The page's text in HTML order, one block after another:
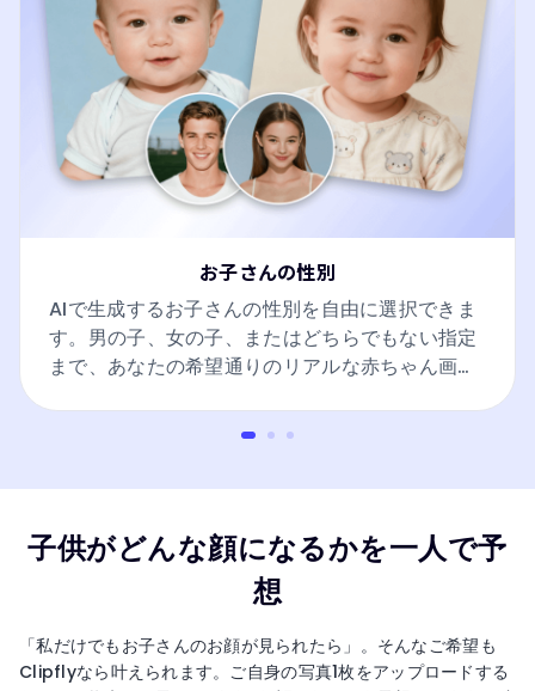
お子さんの性別
AIで生成するお子さんの性別を自由に選択できま
す。男の子、女の子、またはどちらでもない指定
まで、あなたの希望通りのリアルな赤ちゃん画像
子供がどんな顔になるかを一人で予
想
「私だけでもお子さんのお顔が見られたら」。そんなご希望も
Clipflyなら叶えられます。ご自身の写真1枚をアップロードする